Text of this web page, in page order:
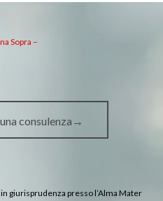
Sopra –
consulenza→
giurisprudenza presso l’Alma Mater